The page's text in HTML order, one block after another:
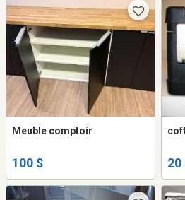
Meuble comptoir
100 $ 20